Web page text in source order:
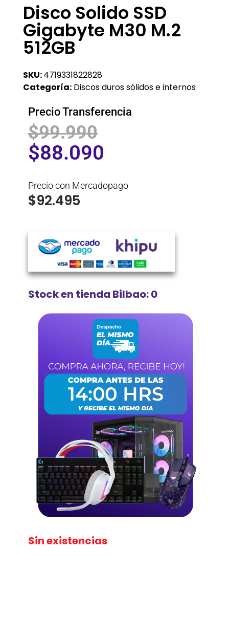
Disco Solido SSD
Gigabyte M30 M.2
512GB
SKU:4719331822828
Categoría: Discos duros sólidos e internos
Precio Transferencia
$99.990
$88.090
Precio con Mercadopago
$92.495
Stock en tienda Bilbao: 0
Sin existencias